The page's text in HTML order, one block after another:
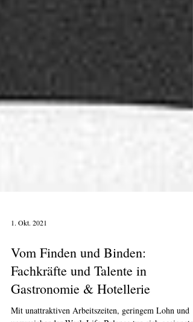
1. Okt. 2021
Vom Finden und Binden:
Fachkräfte und Talente in
Gastronomie & Hotellerie